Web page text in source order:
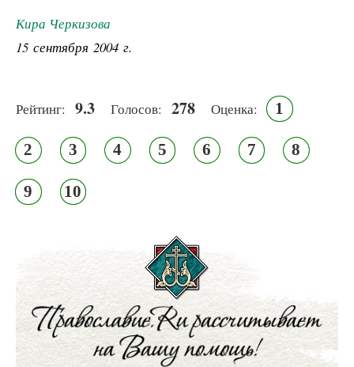
Кира Черкизова
15 сентября 2004 г.
Рейтинг: 9.3 Голосов: 278 Оценка: 1
2 3 4 5 6 7 8
9 10